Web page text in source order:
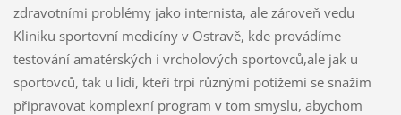
zdravotními problémy jako internista, ale zároveň vedu
Kliniku sportovní medicíny v Ostravě, kde provádíme
testování amatérských i vrcholových sportovců,ale jak u
sportovců, tak u lidí, kteří trpí různými potížemi se snažím
připravovat komplexní program v tom smyslu, abychom